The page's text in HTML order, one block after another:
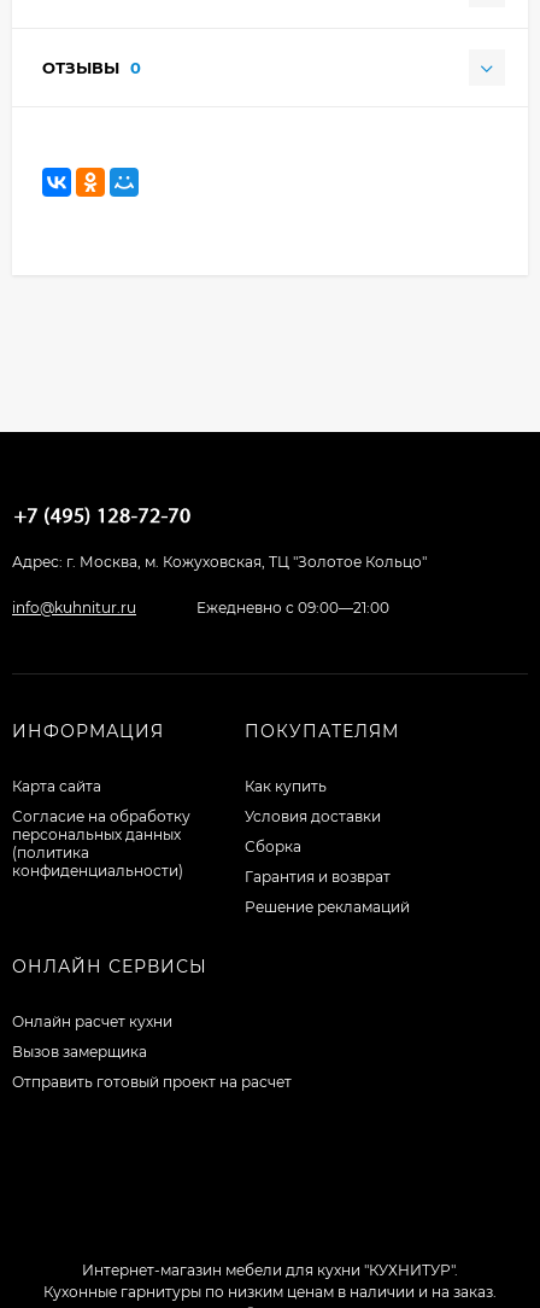
ОТЗЫВЫ 0
Адрес: г. Москва, м. Кожуховская, ТЦ "Золотое Кольцо"
info@kuhnitur.ru Ежедневно с 09:00—21:00
ИНФОРМАЦИЯ
Карта сайта
Согласие на обработку
персональных данных
(политика
конфиденциальности)
ПОКУПАТЕЛЯМ
Как купить
Условия доставки
Сборка
Гарантия и возврат
Решение рекламаций
ОНЛАЙН СЕРВИСЫ
Онлайн расчет кухни
Вызов замерщика
Отправить готовый проект на расчет
Интернет-магазин мебели для кухни "КУХНИТУР".
Кухонные гарнитуры по низким ценам в наличии и на заказ.